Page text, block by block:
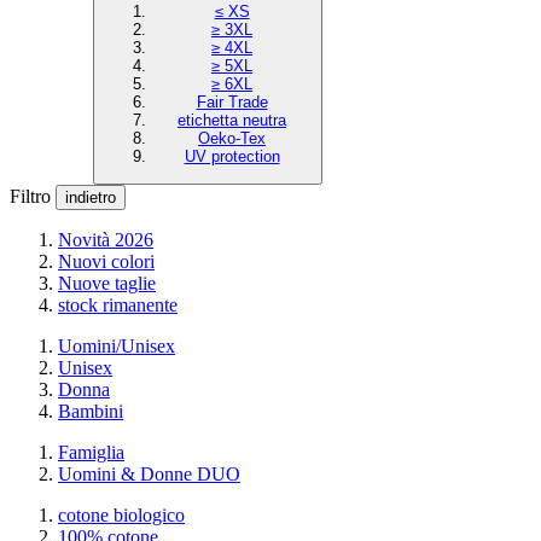
≤ XS
≥ 3XL
≥ 4XL
≥ 5XL
≥ 6XL
Fair Trade
etichetta neutra
Oeko-Tex
UV protection
Filtro indietro
Novità 2026
Nuovi colori
Nuove taglie
stock rimanente
Uomini/Unisex
Unisex
Donna
Bambini
Famiglia
Uomini & Donne DUO
cotone biologico
100% cotone